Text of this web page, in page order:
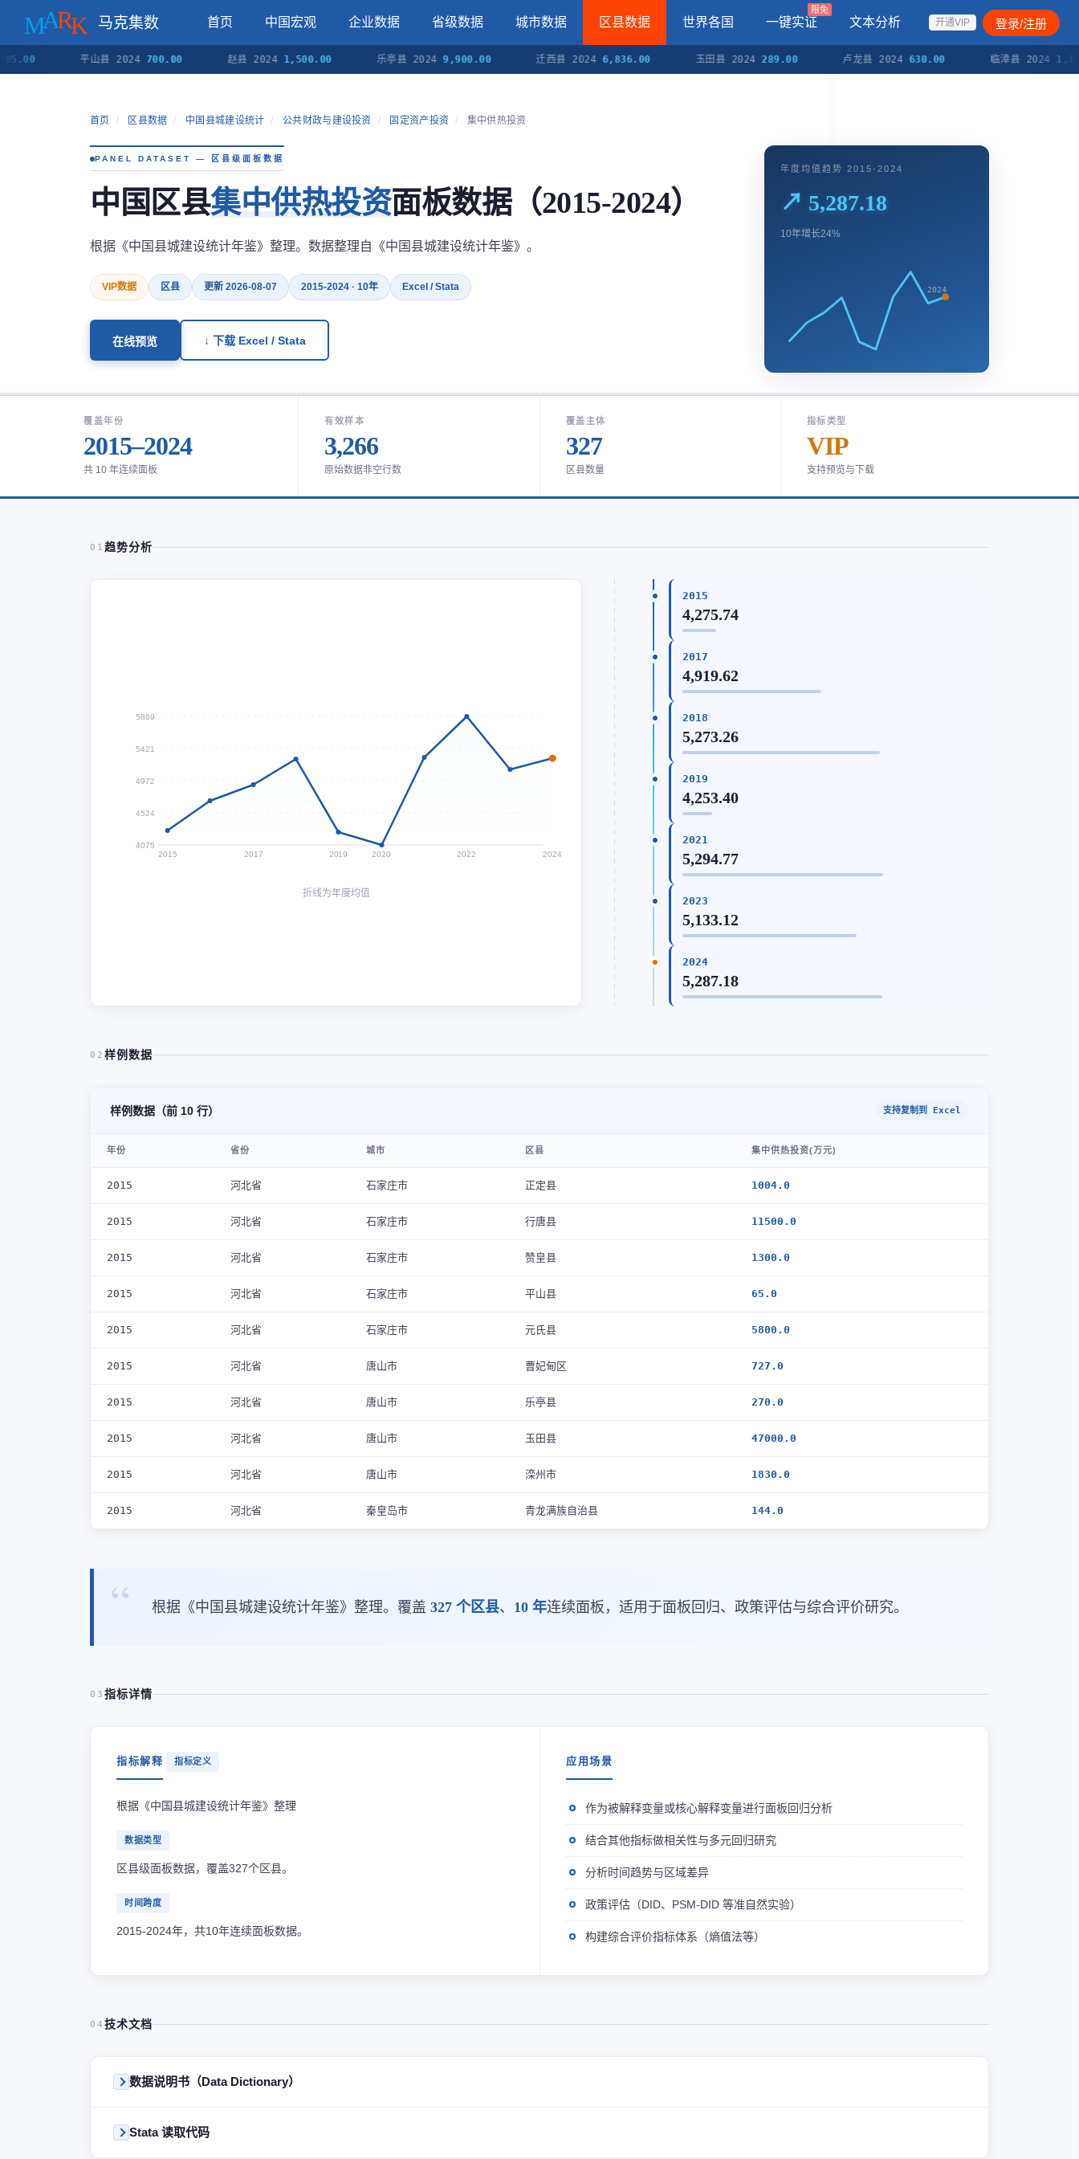
马克集数 首页 中国宏观 企业数据 省级数据 城市数据 区县数据 世界各国 一键实证
限免
文本分析 开通VIP 登录/注册
平山县 2024 700.00 赵县 2024 1,500.00 乐亭县 2024 9,900.00 迁西县 2024 6,836.00 玉田县 2024 289.00 卢龙县 2024 630.00 临漳县 2024 1,153.00
首页 / 区县数据 / 中国县城建设统计 / 公共财政与建设投资 / 固定资产投资 / 集中供热投资
PANEL DATASET — 区县级面板数据
中国区县集中供热投资面板数据（2015-2024）
根据《中国县城建设统计年鉴》整理。数据整理自《中国县城建设统计年鉴》。
VIP数据 区县 更新 2026-08-07 2015-2024 · 10年 Excel / Stata
在线预览 ↓ 下载 Excel / Stata
年度均值趋势 2015-2024
↗ 5,287.18
10年增长24%
2024
覆盖年份
2015–2024
共 10 年连续面板
有效样本
3,266
原始数据非空行数
覆盖主体
327
区县数量
指标类型
VIP
支持预览与下载
01 趋势分析
5869
5421
4972
4524
4075
2015
2017 2019 2020 2022 2024
折线为年度均值
2015
4,275.74
2017
4,919.62
2018
5,273.26
2019
4,253.40
2021
5,294.77
2023
5,133.12
2024
5,287.18
02 样例数据
样例数据（前 10 行） 支持复制到 Excel
年份 省份 城市 区县 集中供热投资(万元)
2015 河北省 石家庄市 正定县 1004.0
2015 河北省 石家庄市 行唐县 11500.0
2015 河北省 石家庄市 赞皇县 1300.0
2015 河北省 石家庄市 平山县 65.0
2015 河北省 石家庄市 元氏县 5800.0
2015 河北省 唐山市 曹妃甸区 727.0
2015 河北省 唐山市 乐亭县 270.0
2015 河北省 唐山市 玉田县 47000.0
2015 河北省 唐山市 滦州市 1830.0
2015 河北省 秦皇岛市 青龙满族自治县 144.0
根据《中国县城建设统计年鉴》整理。覆盖 327 个区县、 10 年连续面板，适用于面板回归、政策评估与综合评价研究。
03 指标详情
指标解释 指标定义
根据《中国县城建设统计年鉴》整理
数据类型
区县级面板数据，覆盖327个区县。
时间跨度
2015-2024年，共10年连续面板数据。
应用场景
作为被解释变量或核心解释变量进行面板回归分析
结合其他指标做相关性与多元回归研究
分析时间趋势与区域差异
政策评估（DID、PSM-DID 等准自然实验）
构建综合评价指标体系（熵值法等）
04 技术文档
数据说明书（Data Dictionary）
Stata 读取代码